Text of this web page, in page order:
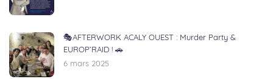
🎭AFTERWORK ACALY OUEST : Murder Party &
EUROP’RAID ! 🚗
6 mars 2025